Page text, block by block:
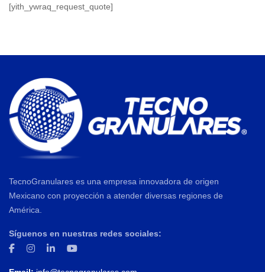
[yith_ywraq_request_quote]
TecnoGranulares es una empresa innovadora de origen
Mexicano con proyección a atender diversas regiones de
América.
Síguenos en nuestras redes sociales: